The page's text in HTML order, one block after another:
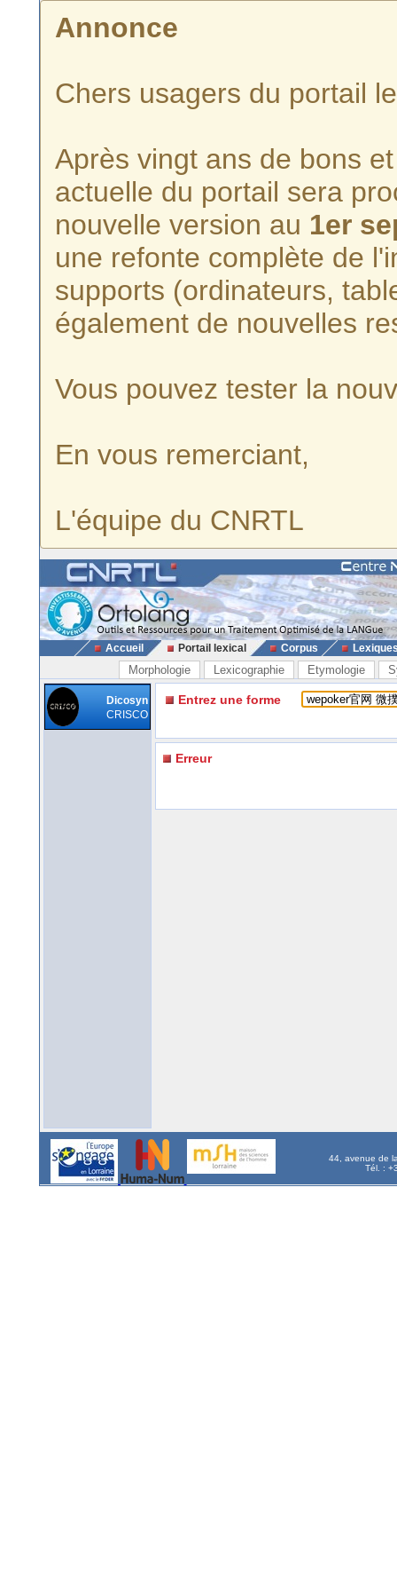
Annonce
Chers usagers du portail
Après vingt ans de bons
actuelle du portail sera
nouvelle version au 1er
une refonte complète de
supports (ordinateurs,
également de nouvelles
Vous pouvez tester la
En vous remerciant,
L'équipe du CNRTL
Accueil Portail lexical Corpus
Morphologie Lexicographie Etymologie
Dicosyn
CRISCO
Entrez une forme
Erreur
44, avenue de
Tél. :